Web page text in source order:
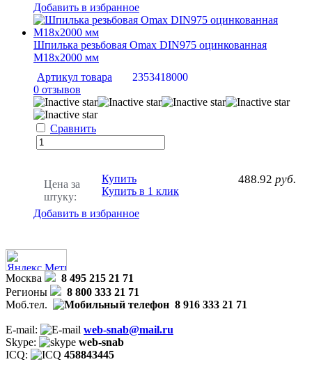
Добавить в избранное
Шпилька резьбовая Omax DIN975 оцинкованная
М18х2000 мм
Артикул товара
2353418000
0 отзывов
Сравнить
Цена за
штуку:
488.92 руб.
Купить
Купить в 1 клик
Добавить в избранное
Москва
8 495 215 21 71
Регионы
8 800 333 21 71
Моб.тел.
8 916 333 21 71
E-mail:
web-snab@mail.ru
Skype:
web-snab
ICQ:
458843445